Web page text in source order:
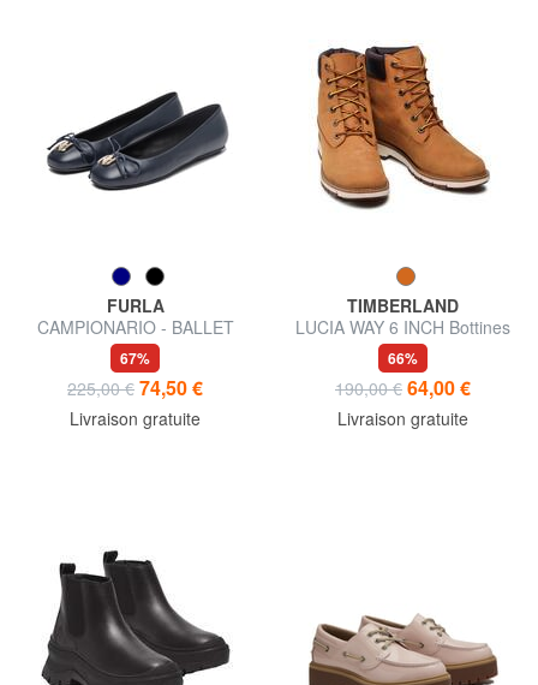
FURLA
CAMPIONARIO - BALLET
ballerines en cuir
67%
225,00 € 74,50 €
Livraison gratuite
TIMBERLAND
LUCIA WAY 6 INCH Bottines
en cuir
66%
190,00 € 64,00 €
Livraison gratuite